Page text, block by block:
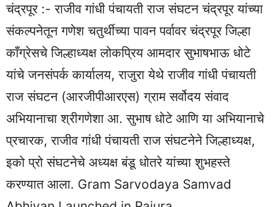
चंद्रपूर :- राजीव गांधी पंचायती राज संघटन चंद्रपूर यांच्या
संकल्पनेतून गणेश चतुर्थीच्या पावन पर्वावर चंद्रपूर जिल्हा
काँग्रेसचे जिल्हाध्यक्ष लोकप्रिय आमदार सुभाषभाऊ धोटे
यांचे जनसंपर्क कार्यालय, राजुरा येथे राजीव गांधी पंचायती
राज संघटन (आरजीपीआरएस) ग्राम सर्वोदय संवाद
अभियानाचा श्रीगणेशा आ. सुभाष धोटे आणि या अभियानाचे
प्रचारक, राजीव गांधी पंचायती राज संघटनेने जिल्हाध्यक्ष,
इको प्रो संघटनेचे अध्यक्ष बंडू धोतरे यांच्या शुभहस्ते
करण्यात आला. Gram Sarvodaya Samvad